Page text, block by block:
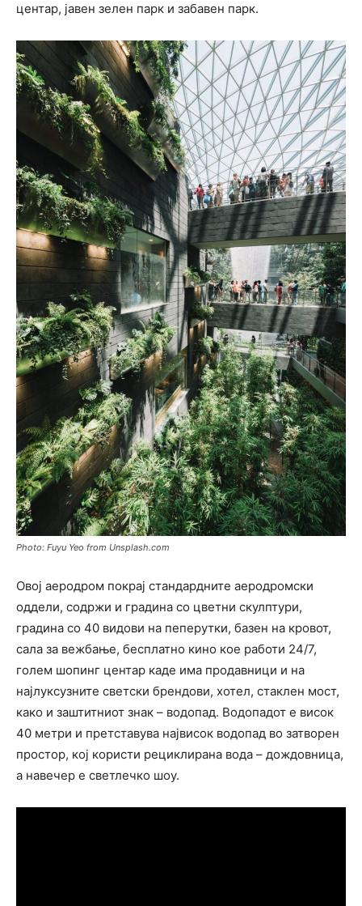
центар, јавен зелен парк и забавен парк.
Photo: Fuyu Yeo from Unsplash.com
Овој аеродром покрај стандардните аеродромски
оддели, содржи и градина со цветни скулптури,
градина со 40 видови на пеперутки, базен на кровот,
сала за вежбање, бесплатно кино кое работи 24/7,
голем шопинг центар каде има продавници и на
најлуксузните светски брендови, хотел, стаклен мост,
како и заштитниот знак – водопад. Водопадот е висок
40 метри и претставува највисок водопад во затворен
простор, кој користи рециклирана вода – дождовница,
а навечер е светлечко шоу.